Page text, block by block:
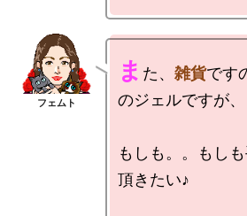
ま た、 雑貨です
のジェルですが、
もしも。。もし
頂きたい♪